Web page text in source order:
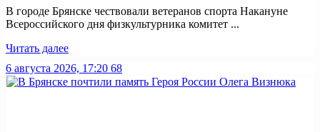
В городе Брянске чествовали ветеранов спорта Накануне
Всероссийского дня физкультурника комитет ...
Читать далее
6 августа 2026, 17:20 68